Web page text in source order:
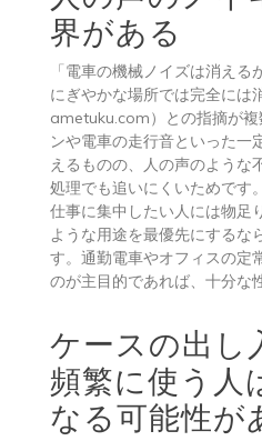
界がある
「電車の機械ノイズは消える
にぎやかな場所では完全には
ametuku.com）との指摘が
ンや電車の走行音といった一
えるものの、人の声のような
処理でも追いにくいためです
仕事に集中したい人には物足
ような用途を最優先にするな
す。通勤電車やオフィスの定
のが主目的であれば、十分な
ケースの出し
頻繁に使う人
なる可能性が